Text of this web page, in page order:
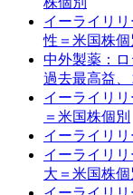
イーライリ
性＝米国株個
中外製薬：
過去最高益
イーライリ
＝米国株個別
イーライリ
イーライリ
大＝米国株個